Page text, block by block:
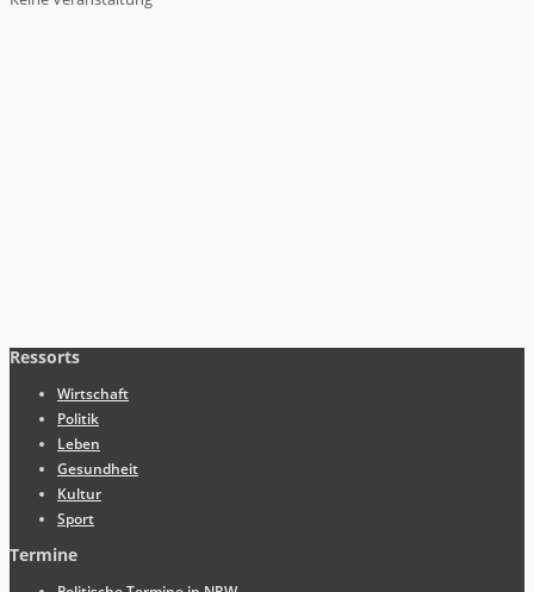
Ressorts
Wirtschaft
Politik
Leben
Gesundheit
Kultur
Sport
Termine